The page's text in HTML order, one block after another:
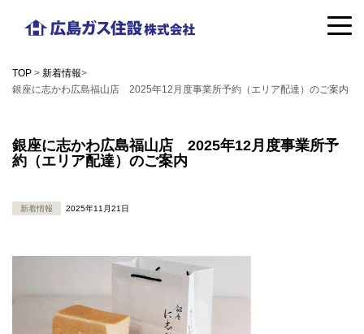
テ
ン
へ
キ
プ
島
ガ
住
株
会
TOP > 新着情報>
銀座に志かわ広島福山店 2025年12月度事業所予約（エリア配達）のご案内
銀座に志かわ広島福山店 2025年12月度事業所予
約（エリア配達）のご案内
新着情報 2025年11月21日